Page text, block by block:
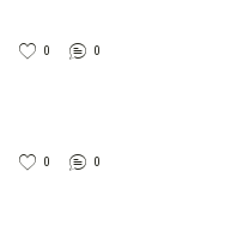
0
0
0
0